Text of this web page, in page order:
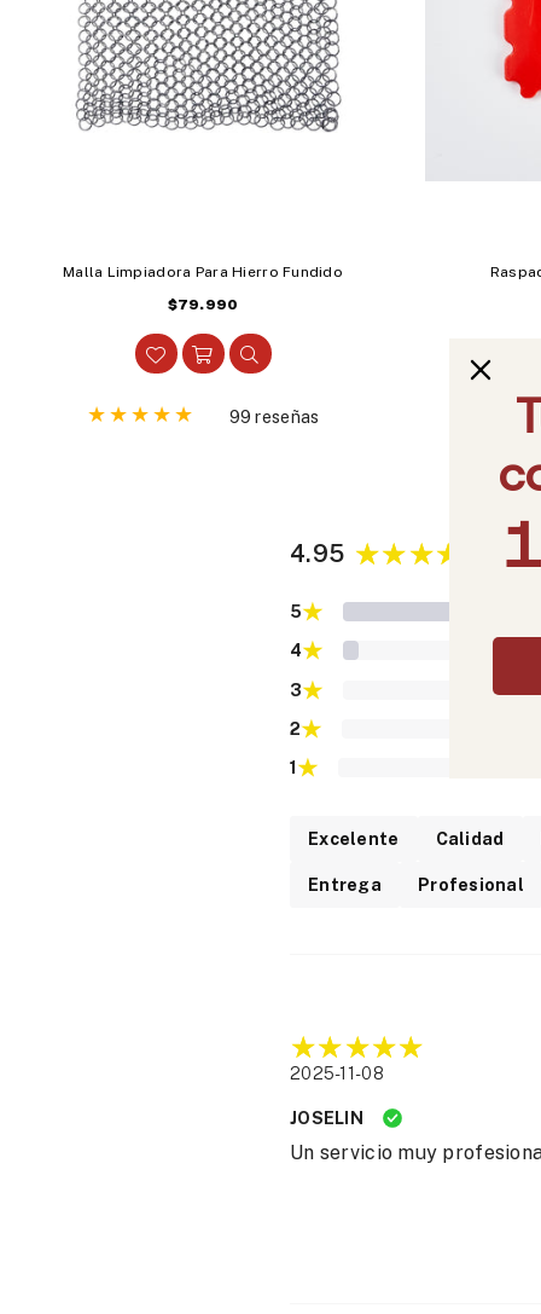
Malla Limpiadora Para Hierro Fundido
Precio
$79.990
99 reseñas
4.95
5★
4★
3★
2★
1★
Excelente Calidad
Entrega Profesional
2025-11-08
JOSELIN
Un servicio muy